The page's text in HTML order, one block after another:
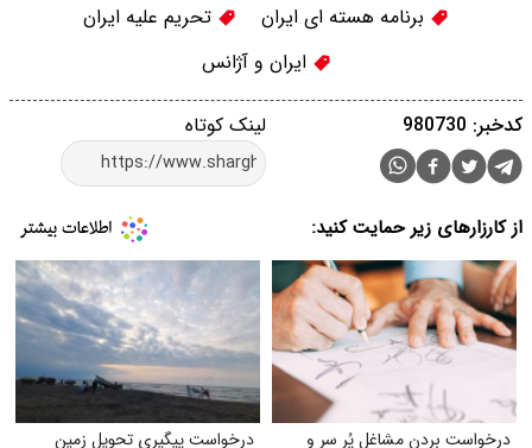
برنامه هسته ای ایران
تحریم علیه ایران
ایران و آژانس
لینک کوتاه کدخبر: 980730
از کارزارهای زیر حمایت کنید:
درخواست بردن مشاغل پُر سر و درخواست پیگیری تحویل زمین